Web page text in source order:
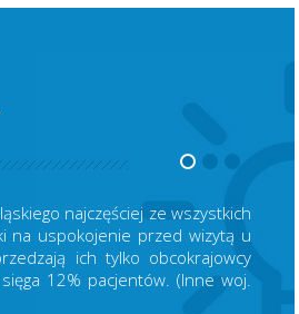
najczęściej ze wszystkich
na uspokojenie przed wizytą u
ich tylko obcokrajowcy
12% pacjentów. (Inne woj.